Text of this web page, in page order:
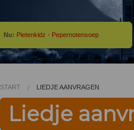
Nu: Pietenkidz - Pepernotensoep
START LIEDJE AANVRAGEN
Liedje